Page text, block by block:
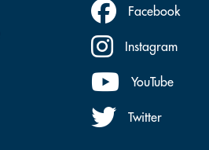
Facebook
Instagram
YouTube
Twitter